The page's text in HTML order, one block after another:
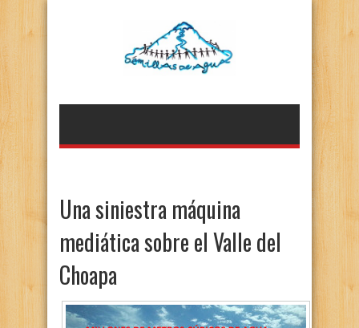
Una siniestra máquina
mediática sobre el Valle del
Choapa